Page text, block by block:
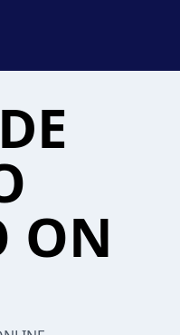
ON